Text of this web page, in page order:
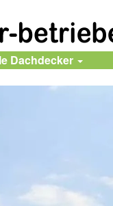
Dachdecker